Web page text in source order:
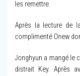
les remettre.
Après la lecture de
complimenté Onew
Jonghyun a mangé le
distrait Key. Après